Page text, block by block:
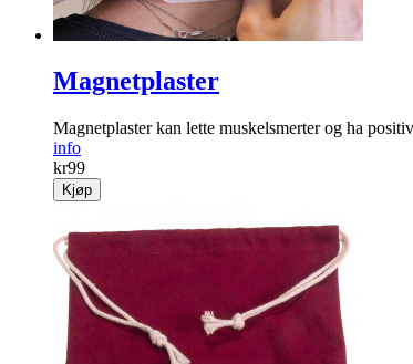
Magnetplaster
Magnetplaster kan lette muskelsmerter og ha
info
kr99
Kjøp